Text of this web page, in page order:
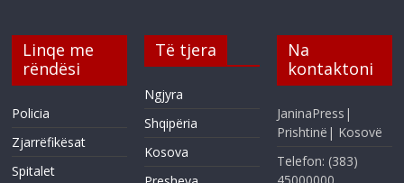
Linqe me
rëndësi
Policia
Zjarrëfikësat
Spitalet
Të tjera
Ngjyra
Shqipëria
Kosova
Na
kontaktoni
JaninaPress|
Prishtinë| Kosovë
Telefon: (383)
45000000